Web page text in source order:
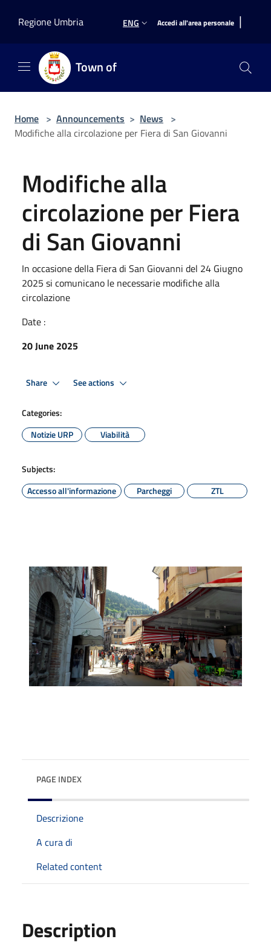
Regione Umbria
ENG Accedi all'area personale |
Town of
Home > Announcements > News >
Modifiche alla circolazione per Fiera di San Giovanni
Modifiche alla
circolazione per Fiera
di San Giovanni
In occasione della Fiera di San Giovanni del 24 Giugno
2025 si comunicano le necessarie modifiche alla
circolazione
Date :
20 June 2025
Share See actions
Categories:
Notizie URP
Viabilità
Subjects:
Accesso all'informazione
Parcheggi ZTL
PAGE INDEX
Descrizione
A cura di
Related content
Description